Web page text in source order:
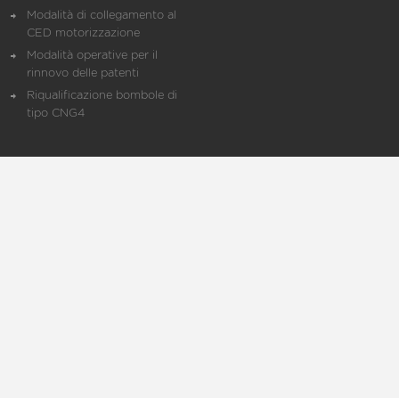
Modalità di collegamento al
CED motorizzazione
Modalità operative per il
rinnovo delle patenti
Riqualificazione bombole di
tipo CNG4